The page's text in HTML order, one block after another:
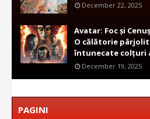
December 22, 2025
Avatar: Foc și
O călătorie
întunecate colțuri
December 19, 2025
PAGINI